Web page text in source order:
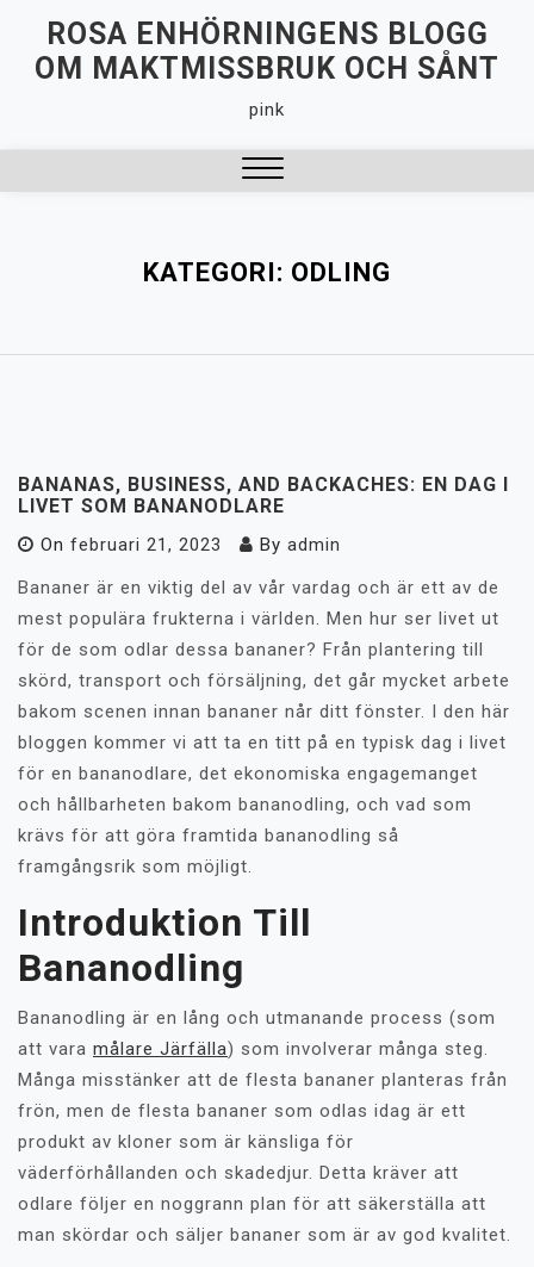
innehåll
ROSA ENHÖRNINGENS BLOGG
OM MAKTMISSBRUK OCH SÅNT
pink
KATEGORI: ODLING
BANANAS, BUSINESS, AND BACKACHES: EN DAG I
LIVET SOM BANANODLARE
On februari 21, 2023 By admin
Bananer är en viktig del av vår vardag och är ett av de
mest populära frukterna i världen. Men hur ser livet ut
för de som odlar dessa bananer? Från plantering till
skörd, transport och försäljning, det går mycket arbete
bakom scenen innan bananer når ditt fönster. I den här
bloggen kommer vi att ta en titt på en typisk dag i livet
för en bananodlare, det ekonomiska engagemanget
och hållbarheten bakom bananodling, och vad som
krävs för att göra framtida bananodling så
framgångsrik som möjligt.
Introduktion Till
Bananodling
Bananodling är en lång och utmanande process (som
att vara målare Järfälla) som involverar många steg.
Många misstänker att de flesta bananer planteras från
frön, men de flesta bananer som odlas idag är ett
produkt av kloner som är känsliga för
väderförhållanden och skadedjur. Detta kräver att
odlare följer en noggrann plan för att säkerställa att
man skördar och säljer bananer som är av god kvalitet.